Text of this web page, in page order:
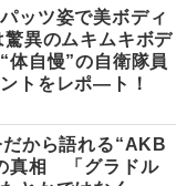
ッツ姿で美ボディ
驚異のムキムキボデ
自慢”の自衛隊員
トをレポ―ト！
から語れる“AKB
真相 「グラドル